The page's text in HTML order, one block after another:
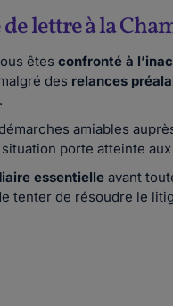
lettre à la
êtes confronté à
des relances
amiables
porte atteinte aux
essentielle avant
tenter de résoudre le